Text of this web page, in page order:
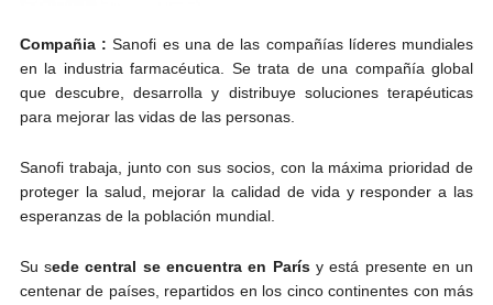
Compañia :Sanofi es una de las compañías líderes mundiales
en la industria farmacéutica. Se trata de una compañía global
que descubre, desarrolla y distribuye soluciones terapéuticas
para mejorar las vidas de las personas.
Sanofi trabaja, junto con sus socios, con la máxima prioridad de
proteger la salud, mejorar la calidad de vida y responder a las
esperanzas de la población mundial.
Su sede central se encuentra en Parísy está presente en un
centenar de países, repartidos en los cinco continentes con más